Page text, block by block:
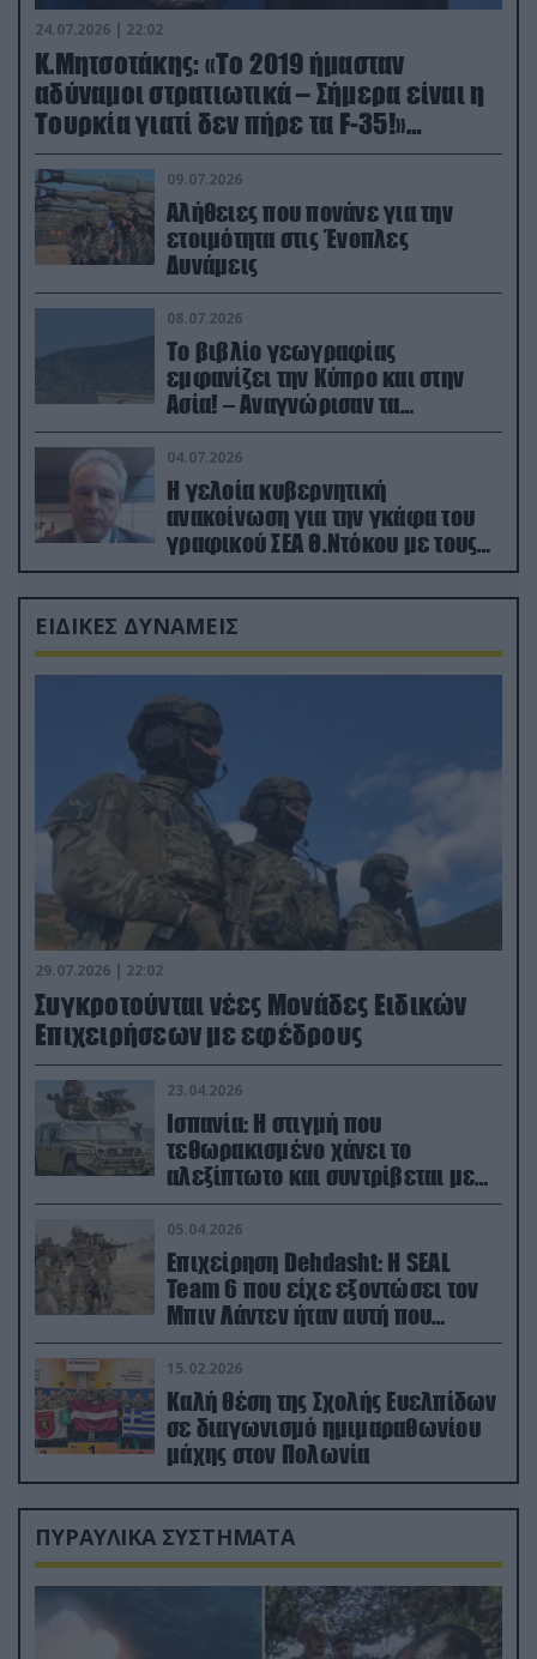
24.07.2026 | 22:02
Κ.Μητσοτάκης: «Το 2019 ήμασταν
αδύναμοι στρατιωτικά – Σήμερα είναι η
Τουρκία γιατί δεν πήρε τα F-35!»
(βίντεο)
09.07.2026
Αλήθειες που πονάνε για την
ετοιμότητα στις Ένοπλες
Δυνάμεις
08.07.2026
Το βιβλίο γεωγραφίας
εμφανίζει την Κύπρο και στην
Ασία! – Αναγνώρισαν τα
κατεχόμενα; (φωτο)
04.07.2026
Η γελοία κυβερνητική
ανακοίνωση για την γκάφα του
γραφικού ΣΕΑ Θ.Ντόκου με τους
Ρώσους φαρσέρ
ΕΙΔΙΚΕΣ ΔΥΝΑΜΕΙΣ
29.07.2026 | 22:02
Συγκροτούνται νέες Μονάδες Ειδικών
Επιχειρήσεων με εφέδρους
23.04.2026
Ισπανία: Η στιγμή που
τεθωρακισμένο χάνει το
αλεξίπτωτο και συντρίβεται με
ορμή στο έδαφος (βίντεο)
05.04.2026
Επιχείρηση Dehdasht: Η SEAL
Team 6 που είχε εξοντώσει τον
Μπιν Λάντεν ήταν αυτή που
διέσωσε τον πιλότο του F-15
15.02.2026
Καλή θέση της Σχολής Ευελπίδων
σε διαγωνισμό ημιμαραθωνίου
μάχης στον Πολωνία
ΠΥΡΑΥΛΙΚΑ ΣΥΣΤΗΜΑΤΑ